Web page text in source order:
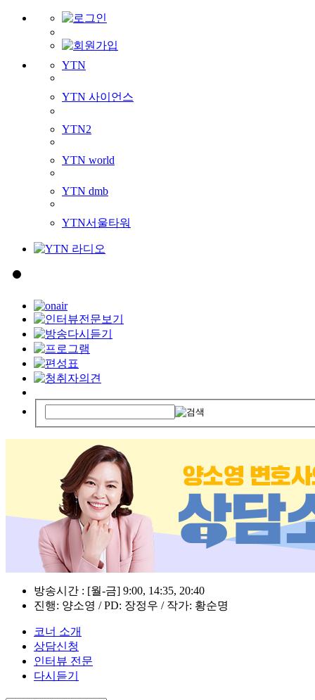
YTN
YTN 사이언스
YTN2
YTN world
YTN dmb
YTN서울타워
방송시간 : [월-금] 9:00, 14:35, 20:40
진행: 양소영 / PD: 장정우 / 작가: 황순명
코너 소개
상담신청
인터뷰 전문
다시듣기